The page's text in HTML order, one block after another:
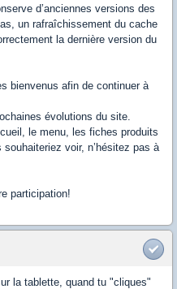
d’anciennes versions des
un rafraîchissement du cache
la dernière version du
bienvenus afin de continuer à
évolutions du site.
le menu, les fiches produits
voir, n’hésitez pas à
participation!
la tablette, quand tu "cliques"